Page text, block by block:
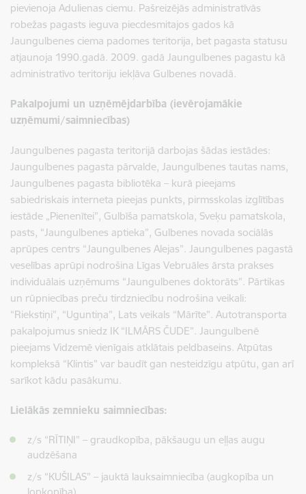
pievienoja Adulienas ciemu. Pašreizējās administratīvās
robežas pagasts ieguva piecdesmitajos gados kā
Jaungulbenes ciema padomes teritorija, bet pagasta statusu
atjaunoja 1990.gadā. 2009. gadā Jaungulbenes pagastu kā
administratīvo teritoriju iekļāva Gulbenes novadā.
Pakalpojumi un uzņēmējdarbība (ievērojamākie
uzņēmumi/saimniecības)
Jaungulbenes pagasta teritorijā darbojas šādas iestādes:
Jaungulbenes pagasta pārvalde, Jaungulbenes tautas nams,
Jaungulbenes pagasta bibliotēka – kurā pieejams
sabiedriskais interneta pieejas punkts, pirmsskolas izglītības
iestāde „Pienenītei”, Gulbīša pamatskola, Sveķu pamatskola,
pasts, “Jaungulbenes aptieka”, Gulbenes novada sociālās
aprūpes centrs “Jaungulbenes Alejas”. Jaungulbenes pagastā
veselības aprūpi nodrošina Līgas Vebruāles ārsta prakses
individuālais uzņēmums “Jaungulbenes doktorāts”. Pārtikas
un rūpniecības preču tirdzniecību nodrošina veikali:
“Riekstiņi”, “Uguntiņa”, Lats veikals “Mārīte”. Autotransporta
pakalpojumus sniedz IK “ILMĀRS ČUDE”. Jaungulbenē
pieejams Vidzemē vienīgais atklātais peldbaseins. Atpūtas
kompleksā “Klintis” var baudīt gan nesteidzīgu atpūtu, gan arī
sarīkot kādu pasākumu.
Lielākās zemnieku saimniecības:
z/s “RĪTIŅI” – graudkopība, pākšaugu un eļļas augu
audzēšana
z/s “KUŠILAS” – jauktā lauksaimniecība (augkopība un
lopkopība)